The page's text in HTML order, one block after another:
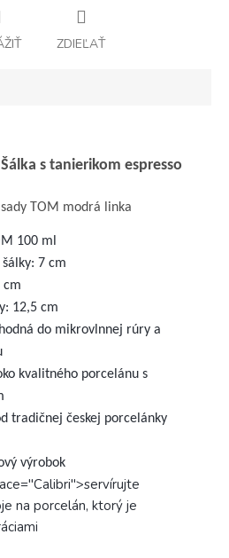
ZDIEĽAŤ
s tanierikom espresso
TOM modrá linka
100 ml
7 cm
cm
12,5 cm
do mikrovlnnej rúry a
kvalitného porcelánu s
tradičnej českej porcelánky
výrobok
na porcelán, ktorý je